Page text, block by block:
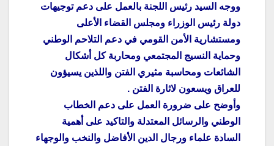
ووجه السيد رئيس اللجنة بالعمل على دعم توجيهات
دولة رئيس الوزراء ومجلس القضاء الأعلى
ومستشارية الأمن القومي في دعم التلاحم الوطني
وحماية النسيج المجتمعي ومحاربة كل أشكال
الشائعات ومحاسبة مثيري الفتن واللذين يسيؤون
للعراق ويسعون لاثارة الفتن .
وأوضح على ضرورة العمل على دعم الخطاب
الوطني والرسائل المعتدلة والتاكيد على أهمية
السادة علماء ورجال الدين الأفاضل والنخب والوجهاء